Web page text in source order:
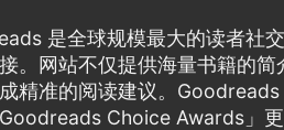
是全球规模最大的读者社
。网站不仅提供海量书籍的
精准的阅读建议。
Choice Awards」